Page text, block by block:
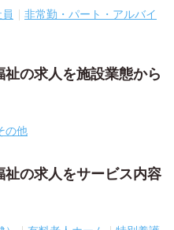
非常勤・パート・アルバイ
の求人を施設業態から
の他
の求人をサービス内容